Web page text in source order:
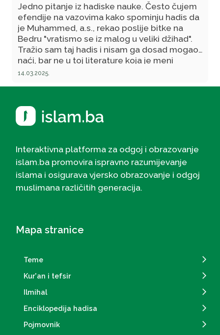
namaz, ne bi trebalo da ga nije obavio u ime
Allaha, dž. š., jer ga tada niko ne vidi. Zašto
u ovakvom slučaju namaz može biti
neprimljen?
Jedno pitanje iz hadiske nauke. Često čujem
efendije na vazovima kako spominju hadis da
je Muhammed, a.s., rekao poslije bitke na
Bedru "vratismo se iz malog u veliki džihad".
Tražio sam taj hadis i nisam ga dosad mogao
naći, bar ne u toj literature koja je meni
dostupna, tako da sam se na kraju
14.03.2025.
Interaktivna platforma za odgoj i obrazovanje
islam.ba promovira ispravno razumijevanje
islama i osigurava vjersko obrazovanje i odgoj
muslimana različitih generacija.
Mapa stranice
Teme
Kur'an i tefsir
Ilmihal
Enciklopedija hadisa
Pojmovnik